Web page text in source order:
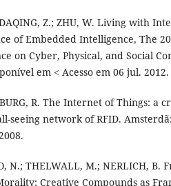
Z.; ZHU, W. Living with
of Embedded Intelligence, The
on Cyber, Physical, and Social
em < Acesso em 06 jul. 2012.
R. The Internet of Things: a
seeing network of RFID.
N.; THELWALL, M.; NERLICH, B.
Creative Compounds as